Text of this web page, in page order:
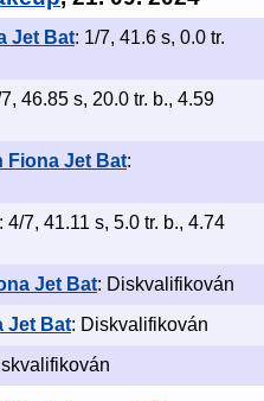
Jet Bat: 1/7, 41.6 s, 0.0 tr.
46.85 s, 20.0 tr. b., 4.59
Fiona Jet Bat:
: 4/7, 41.11 s, 5.0 tr. b., 4.74
Jet Bat: Diskvalifikován
Jet Bat: Diskvalifikován